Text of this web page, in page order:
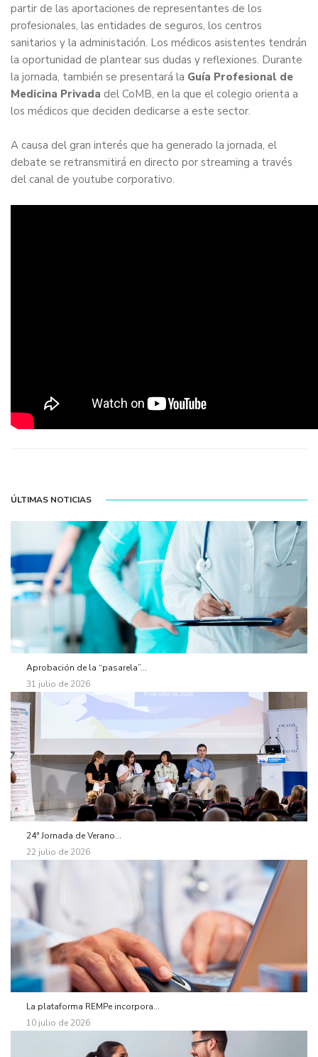
partir de las aportaciones de representantes de los
profesionales, las entidades de seguros, los centros
sanitarios y la administación. Los médicos asistentes tendrán
la oportunidad de plantear sus dudas y reflexiones. Durante
la jornada, también se presentará la Guía Profesional de
Medicina Privada del CoMB, en la que el colegio orienta a
los médicos que deciden dedicarse a este sector.
A causa del gran interés que ha generado la jornada, el
debate se retransmitirá en directo por streaming a través
del canal de youtube corporativo.
ÚLTIMAS NOTICIAS
Aprobación de la “pasarela”...
31 julio de 2026
24ª Jornada de Verano...
22 julio de 2026
La plataforma REMPe incorpora...
10 julio de 2026